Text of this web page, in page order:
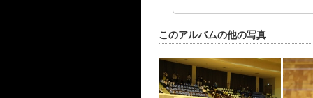
このアルバムの他の写真